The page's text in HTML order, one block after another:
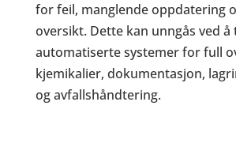
for feil, manglende oppdatering
oversikt. Dette kan unngås ved å
automatiserte systemer for full
kjemikalier, dokumentasjon,
og avfallshåndtering.